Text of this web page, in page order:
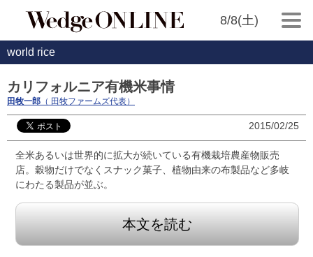
8/8(土)
world rice
カリフォルニア有機米事情
田牧一郎 （ 田牧ファームズ代表）
2015/02/25
全米あるいは世界的に拡大が続いている有機栽培農産物販売
店。穀物だけでなくスナック菓子、植物由来の布製品など多岐
にわたる製品が並ぶ。
本文を読む